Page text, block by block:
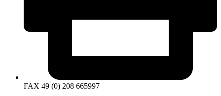
FAX 49 (0) 208 665997